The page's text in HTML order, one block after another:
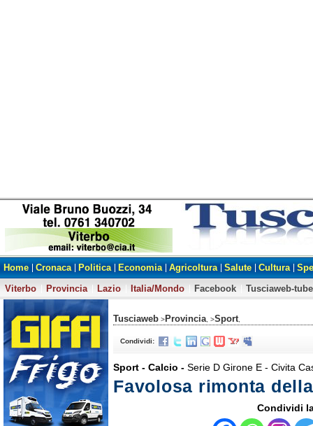
Home Cronaca Politica Economia Agricoltura Salute Cultura
Viterbo
Provincia Lazio Italia/Mondo Facebook Tusciaweb-tube
Tusciaweb >Provincia , >Sport
Condividi:
Sport - Calcio - Serie D Girone E - Civita
Favolosa rimonta
Condividi